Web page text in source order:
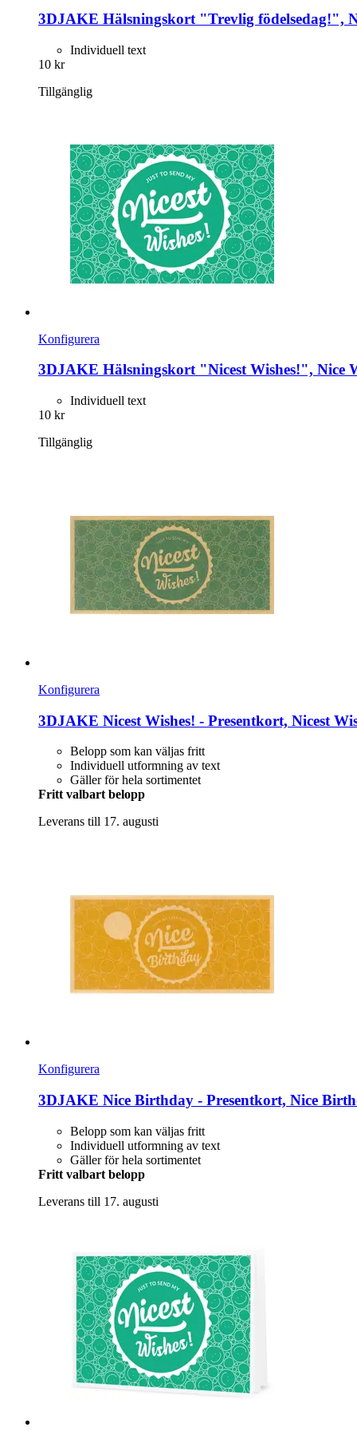
3DJAKE Hälsningskort "Trevlig födelsedag!",
Individuell text
10 kr
Tillgänglig
Konfigurera
3DJAKE Hälsningskort "Nicest Wishes!", Nice
Individuell text
10 kr
Tillgänglig
Konfigurera
3DJAKE Nicest Wishes! -​ Presentkort, Nicest
Belopp som kan väljas fritt
Individuell utformning av text
Gäller för hela sortimentet
Fritt valbart belopp
Leverans till 17. augusti
Konfigurera
3DJAKE Nice Birthday -​ Presentkort, Nice
Belopp som kan väljas fritt
Individuell utformning av text
Gäller för hela sortimentet
Fritt valbart belopp
Leverans till 17. augusti